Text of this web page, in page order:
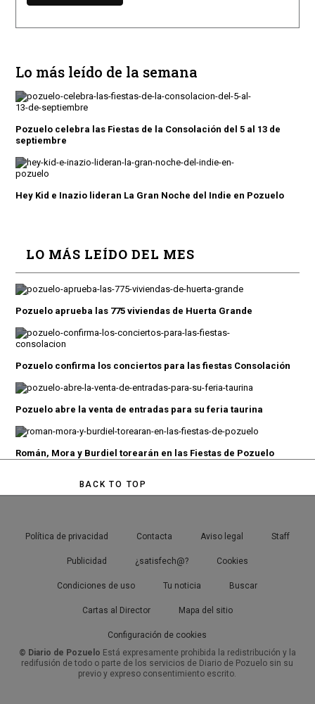
Lo más leído de la semana
Pozuelo celebra las Fiestas de la Consolación del 5 al 13 de
septiembre
Hey Kid e Inazio lideran La Gran Noche del Indie en Pozuelo
LO MÁS LEÍDO DEL MES
Pozuelo aprueba las 775 viviendas de Huerta Grande
Pozuelo confirma los conciertos para las fiestas Consolación
Pozuelo abre la venta de entradas para su feria taurina
Román, Mora y Burdiel torearán en las Fiestas de Pozuelo
BACK TO TOP
Política de privacidad Contacta Aviso legal Staff
Publicidad ¿satisfech@? Cookies
Condiciones de uso Tu noticia Buscar
Cartas al Director Mapa del sitio
Configuración de cookies
© Diario de Pozuelo Está expresamente prohibida la redistribución y la
redifusión de todo o parte de los servicios de Diario de Pozuelo sin su
previo y expreso consentimiento escrito.